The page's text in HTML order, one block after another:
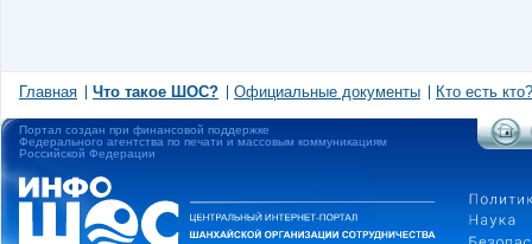
Главная Что такое ШОС? Официальные документы Кто есть кто?
Портал создан при финансовой поддержке
Федерального агентства по печати и массовым коммуникациям
Российской Федерации